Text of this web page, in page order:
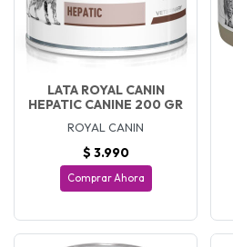
LATA ROYAL CANIN
HEPATIC CANINE 200 GR
ROYAL CANIN
$ 3.990
Comprar Ahora